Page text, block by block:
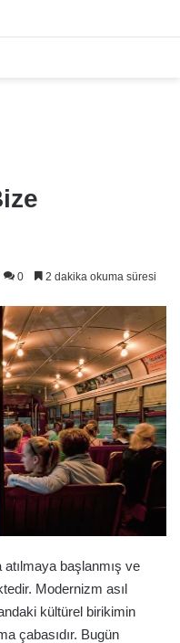
0 2 dakika okuma süresi
başlanmış ve
Modernizm asıl
kültürel birikimin
çabasıdır. Bugün